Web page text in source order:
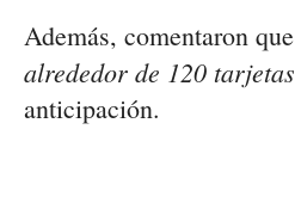
Además, comentaron que
alrededor de 120 tarjetas
anticipación.